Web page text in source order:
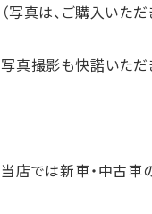
（写真は、ご購入いただ
写真撮影も快諾いただ
当店では新車・中古車